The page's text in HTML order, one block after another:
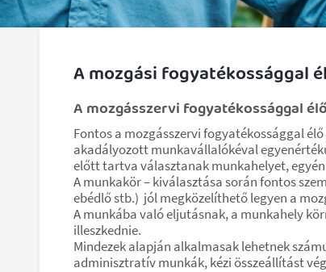
A mozgási fogyatékossággal
A mozgásszervi fogyatékossággal
Fontos a mozgásszervi fogyatékossággal
akadályozott munkavállalókéval
előtt tartva választanak munkahelyet,
A munkakör – kiválasztása során fontos
ebédlő stb.) jól megközelíthető legyen a
A munkába való eljutásnak, a munkahely
illeszkednie.
Mindezek alapján alkalmasak lehetnek
adminisztratív munkák, kézi összeállítást